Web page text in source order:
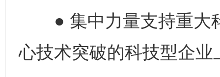
● 集中力量支持重大
心技术突破的科技型企业